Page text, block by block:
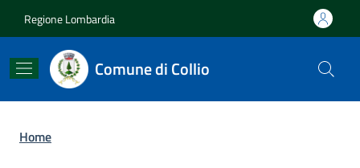
Regione Lombardia
Comune di Collio
Briciole di pane
Home